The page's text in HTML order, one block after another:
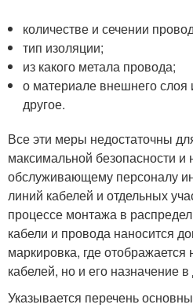
количестве и сечении
тип изоляции;
из какого метала провода;
о материале внешнего слоя
другое.
Все эти меры недостаточны
максимальной безопасности и
обслуживающему персоналу
линий кабелей и отдельных
процессе монтажа в
кабели и провода наносится
маркировка, где отображается
кабелей, но и его назначение
Указывается перечень